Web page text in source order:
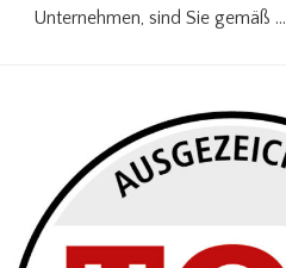
Unternehmen, sind Sie gemäß …